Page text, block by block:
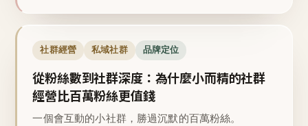
社群經營 私域社群 品牌定位
從粉絲數到社群深度：為什麼小而精的社群
經營比百萬粉絲更值錢
一個會互動的小社群，勝過沉默的百萬粉絲。